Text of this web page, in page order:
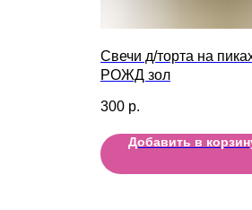
Свечи д/торта на
РОЖД зол
300 р.
Добавить в